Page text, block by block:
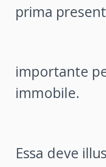
prima
importante
immobile.
Essa deve